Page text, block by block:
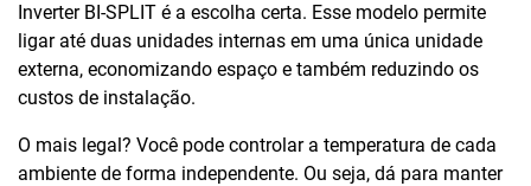
Inverter BI-SPLIT é a escolha certa. Esse modelo permite
ligar até duas unidades internas em uma única unidade
externa, economizando espaço e também reduzindo os
custos de instalação.
O mais legal? Você pode controlar a temperatura de cada
ambiente de forma independente. Ou seja, dá para manter